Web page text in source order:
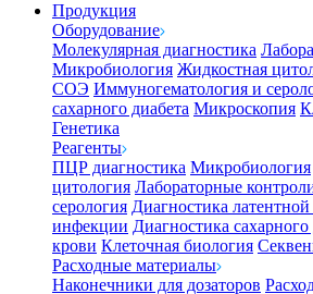
Продукция
Оборудование
Молекулярная диагностика
Микробиология Жидкостная
СОЭ Иммуногематология и
сахарного диабета Микроскопия
Генетика
Реагенты
ПЦР диагностика Микробиология
цитология Лабораторные
серология Диагностика латентной
инфекции Диагностика сахарного
крови Клеточная биология
Расходные материалы
Наконечники для дозаторов